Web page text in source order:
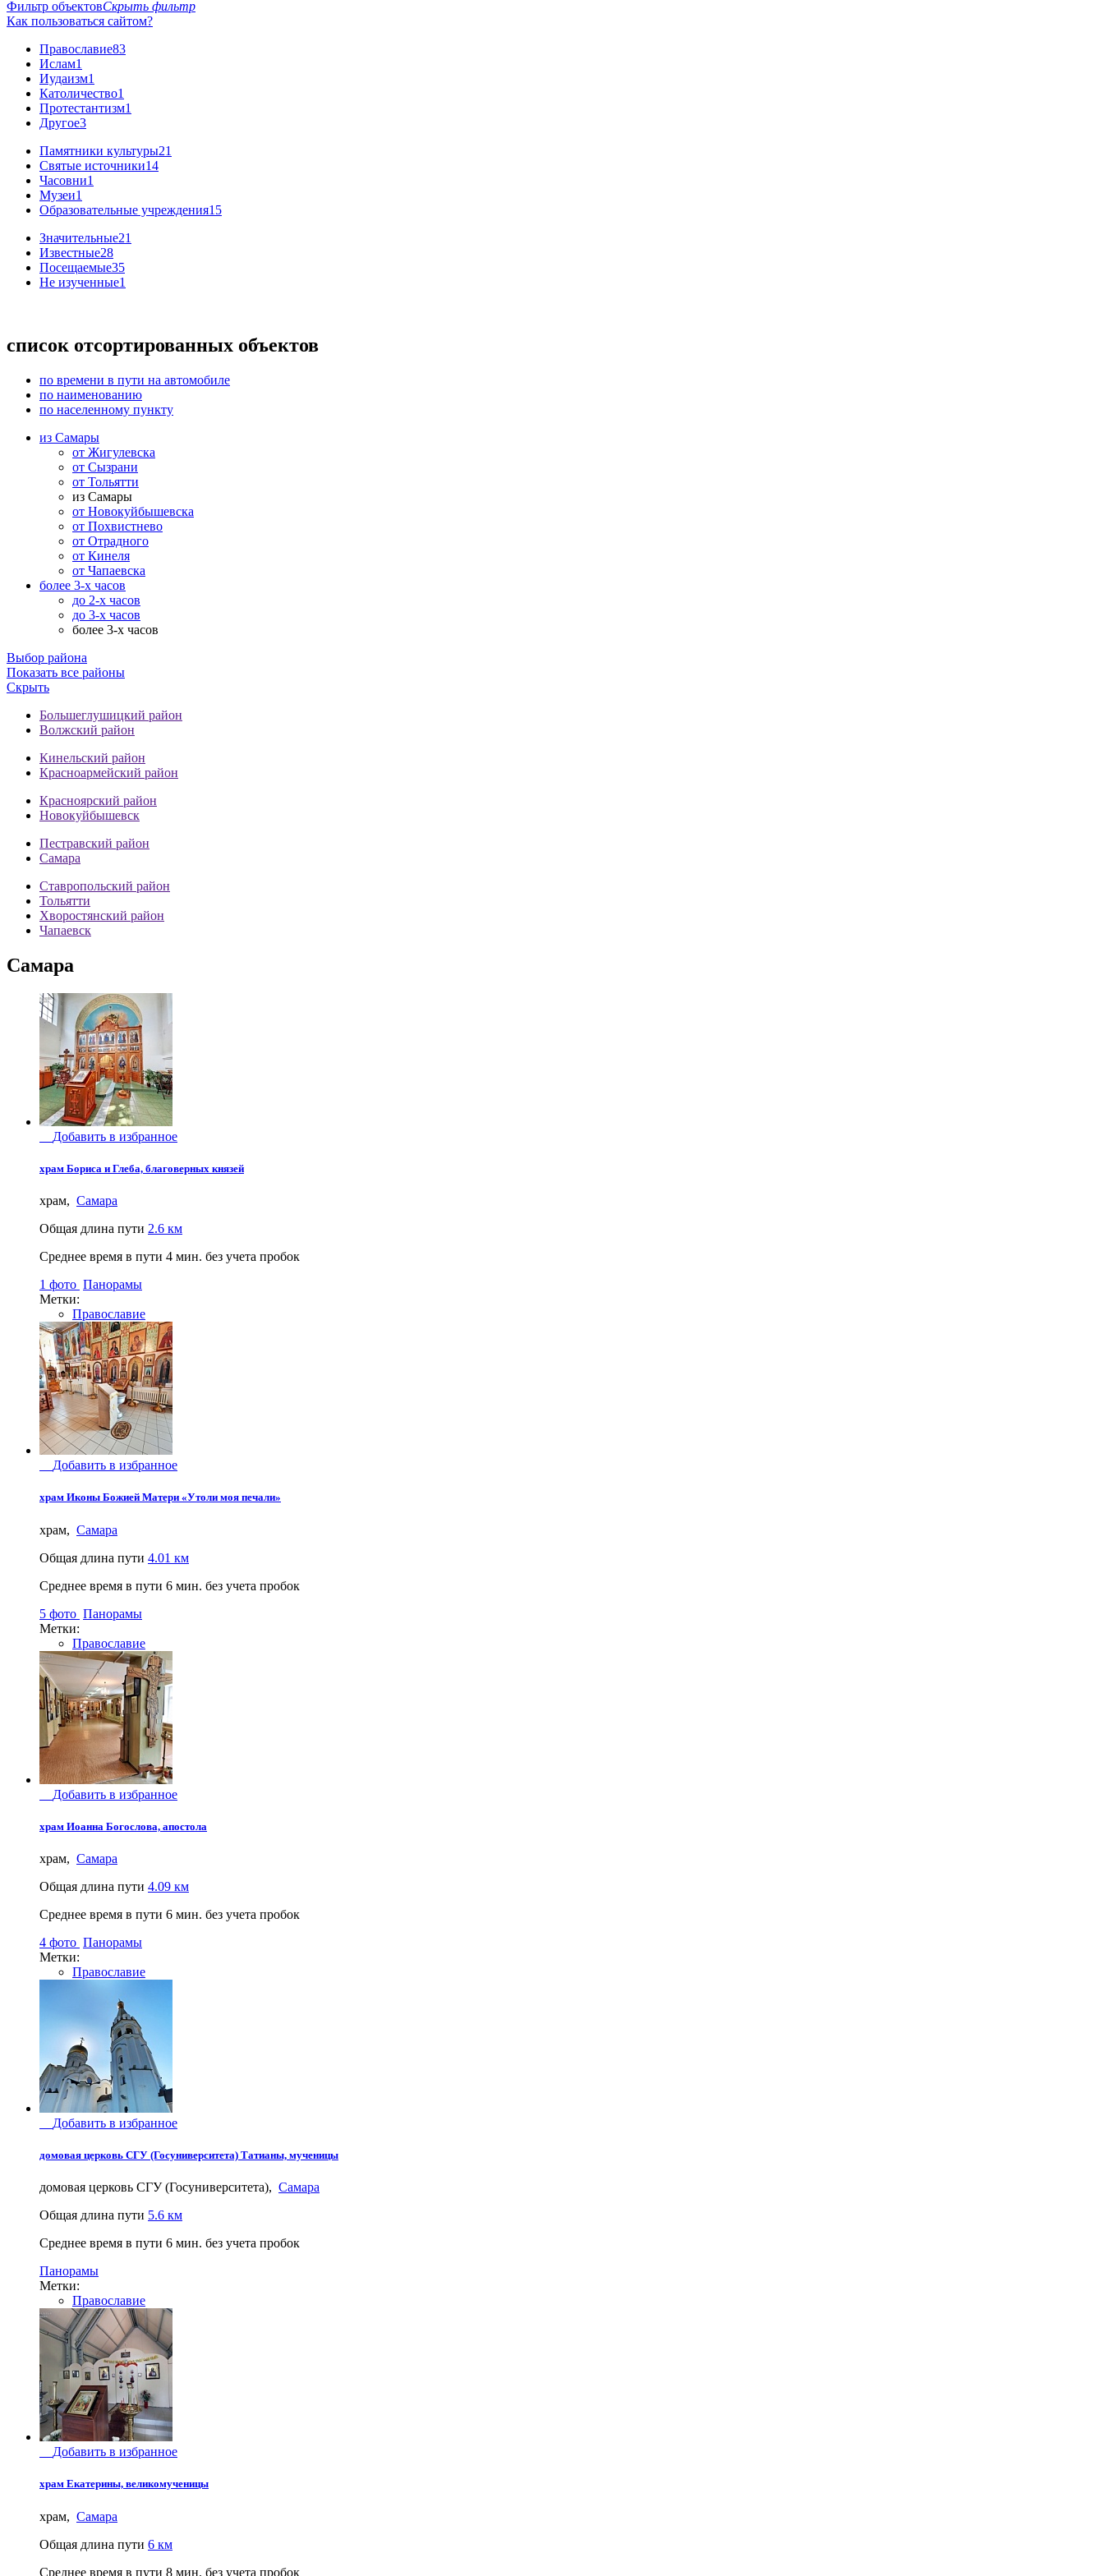
Фильтр объектовСкрыть фильтр
Как пользоваться сайтом?
Православие83
Ислам1
Иудаизм1
Католичество1
Протестантизм1
Другое3
Памятники культуры21
Святые источники14
Часовни1
Музеи1
Образовательные учреждения15
Значительные21
Известные28
Посещаемые35
Не изученные1
список отсортированных объектов
по времени в пути на автомобиле
по наименованию
по населенному пункту
из Самары
от Жигулевска
от Сызрани
от Тольятти
из Самары
от Новокуйбышевска
от Похвистнево
от Отрадного
от Кинеля
от Чапаевска
более 3-х часов
до 2-х часов
до 3-х часов
более 3-х часов
Выбор района
Показать все районы
Скрыть
Большеглушицкий район
Волжский район
Кинельский район
Красноармейский район
Красноярский район
Новокуйбышевск
Пестравский район
Самара
Ставропольский район
Тольятти
Хворостянский район
Чапаевск
Самара
Добавить в избранное
храм Бориса и Глеба, благоверных князей
храм, Самара
Общая длина пути 2.6 км
Среднее время в пути 4 мин. без учета пробок
1 фото Панорамы
Метки:
Православие
Добавить в избранное
храм Иконы Божией Матери «Утоли моя печали»
храм, Самара
Общая длина пути 4.01 км
Среднее время в пути 6 мин. без учета пробок
5 фото Панорамы
Метки:
Православие
Добавить в избранное
храм Иоанна Богослова, апостола
храм, Самара
Общая длина пути 4.09 км
Среднее время в пути 6 мин. без учета пробок
4 фото Панорамы
Метки:
Православие
Добавить в избранное
домовая церковь СГУ (Госуниверситета) Татианы, мученицы
домовая церковь СГУ (Госуниверситета), Самара
Общая длина пути 5.6 км
Среднее время в пути 6 мин. без учета пробок
Панорамы
Метки:
Православие
Добавить в избранное
храм Екатерины, великомученицы
храм, Самара
Общая длина пути 6 км
Среднее время в пути 8 мин. без учета пробок